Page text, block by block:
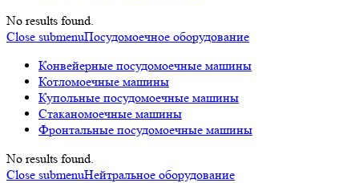
No results found.
Close submenuПосудомоечное оборудование
Конвейерные посудомоечные машины
Котломоечные машины
Купольные посудомоечные машины
Стаканомоечные машины
Фронтальные посудомоечные машины
No results found.
Close submenuНейтральное оборудование